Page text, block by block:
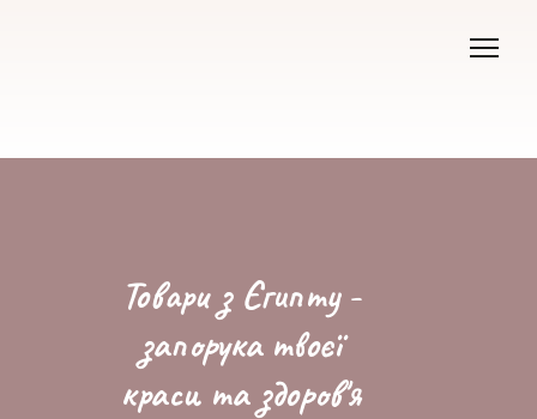
Товари з Єгипту -
запорука твоєї
краси та здоров'я